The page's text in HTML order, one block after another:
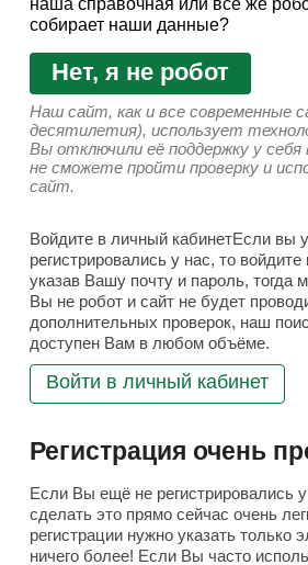
наша справочная или всё же
собирает наши данные?
Нет, я не робот
Наш сайт, как и все современные
десятилетия), использует
Вы отключили её поддержку у
не сможете пройти проверку и
сайт.
Войдите в личный кабинетЕсли вы
регистрировались у нас, то
указав Вашу почту и пароль, тогда
Вы не робот и сайт не будет
дополнительных проверок, наш
доступен Вам в любом объёме.
Войти в личный кабинет
Регистрация очень
Если Вы ещё не регистрировались
сделать это прямо сейчас очень
регистрации нужно указать только
ничего более! Если Вы часто